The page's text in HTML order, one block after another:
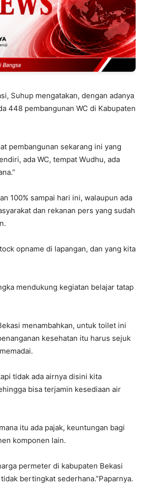
Suhup mengatakan, dengan adanya
448 pembangunan WC di Kabupaten
pembangunan sekarang ini yang
ada WC, tempat Wudhu, ada
100% sampai hari ini, walaupun ada
dan rekanan pers yang sudah
opname di lapangan, dan yang kita
mendukung kegiatan belajar tatap
menambahkan, untuk toilet ini
kesehatan itu harus sejuk
tidak ada airnya disini kita
bisa terjamin kesediaan air
itu ada pajak, keuntungan bagi
komponen lain.
permeter di kabupaten Bekasi
bertingkat sederhana.”Paparnya.